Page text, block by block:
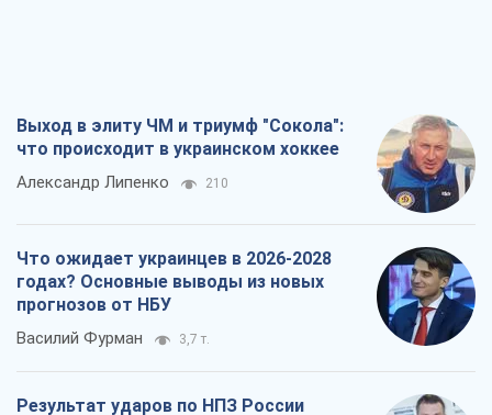
Выход в элиту ЧМ и триумф "Сокола":
что происходит в украинском хоккее
Александр Липенко 210
Что ожидает украинцев в 2026-2028
годах? Основные выводы из новых
прогнозов от НБУ
Василий Фурман 3,7 т.
Результат ударов по НПЗ России